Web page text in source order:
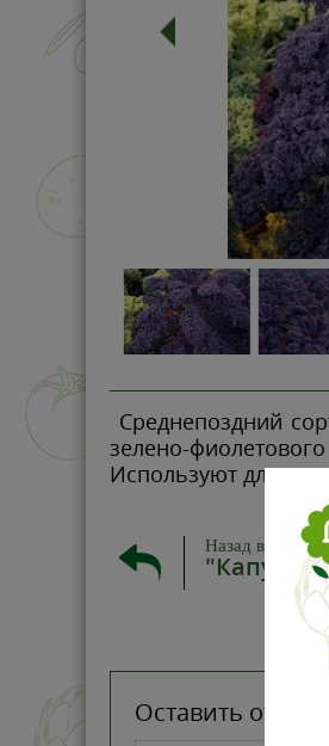
Среднепоздний
зелено-
Используют для
Назад в
"Капуста
Оставить отзыв